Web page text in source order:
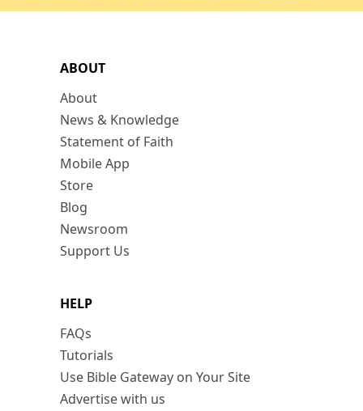
ABOUT
About
News & Knowledge
Statement of Faith
Mobile App
Store
Blog
Newsroom
Support Us
HELP
FAQs
Tutorials
Use Bible Gateway on Your Site
Advertise with us